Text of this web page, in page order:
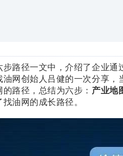
路径一文中，介绍了企业
网创始人吕健的一次分享
路径，总结为六步： 产业地
油网的成长路径。